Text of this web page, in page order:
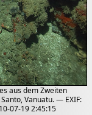
aus dem Zweiten
Vanuatu. — EXIF:
07-19 2:45:15